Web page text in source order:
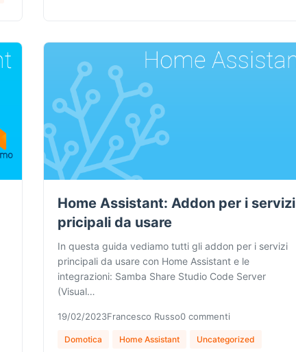
Home Assistant: Addon per i servizi
pricipali da usare
In questa guida vediamo tutti gli addon per i servizi
principali da usare con Home Assistant e le
integrazioni: Samba Share Studio Code Server
(Visual…
19/02/2023Francesco Russo0 commenti
Domotica Home Assistant Uncategorized